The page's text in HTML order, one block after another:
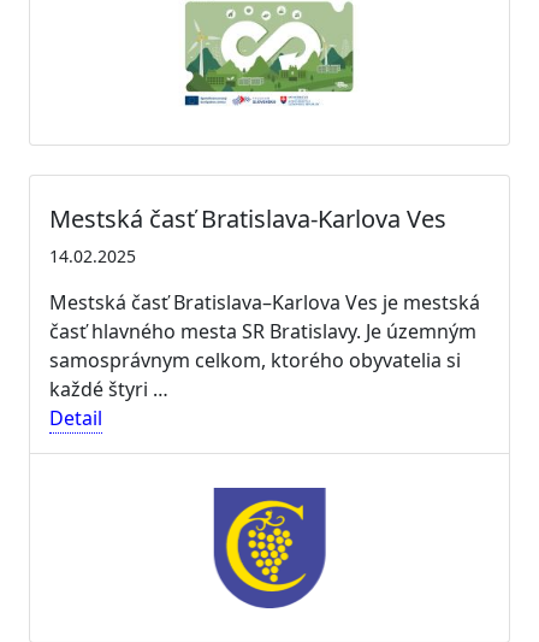
Mestská časť Bratislava-Karlova Ves
14.02.2025
Mestská časť Bratislava–Karlova Ves je mestská
časť hlavného mesta SR Bratislavy. Je územným
samosprávnym celkom, ktorého obyvatelia si
každé štyri …
Detail